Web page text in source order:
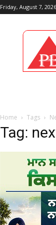
Friday, August 7, 2026
Home Tags
Tag: